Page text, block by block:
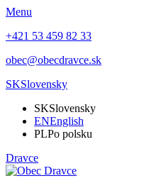
Menu
+421 53 459 82 33
obec@obecdravce.sk
SKSlovensky
SKSlovensky
ENEnglish
PLPo polsku
Dravce